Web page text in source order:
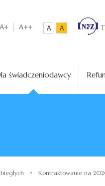
A+ A++ A A
świadczeniodawcy
› Kontraktowanie na